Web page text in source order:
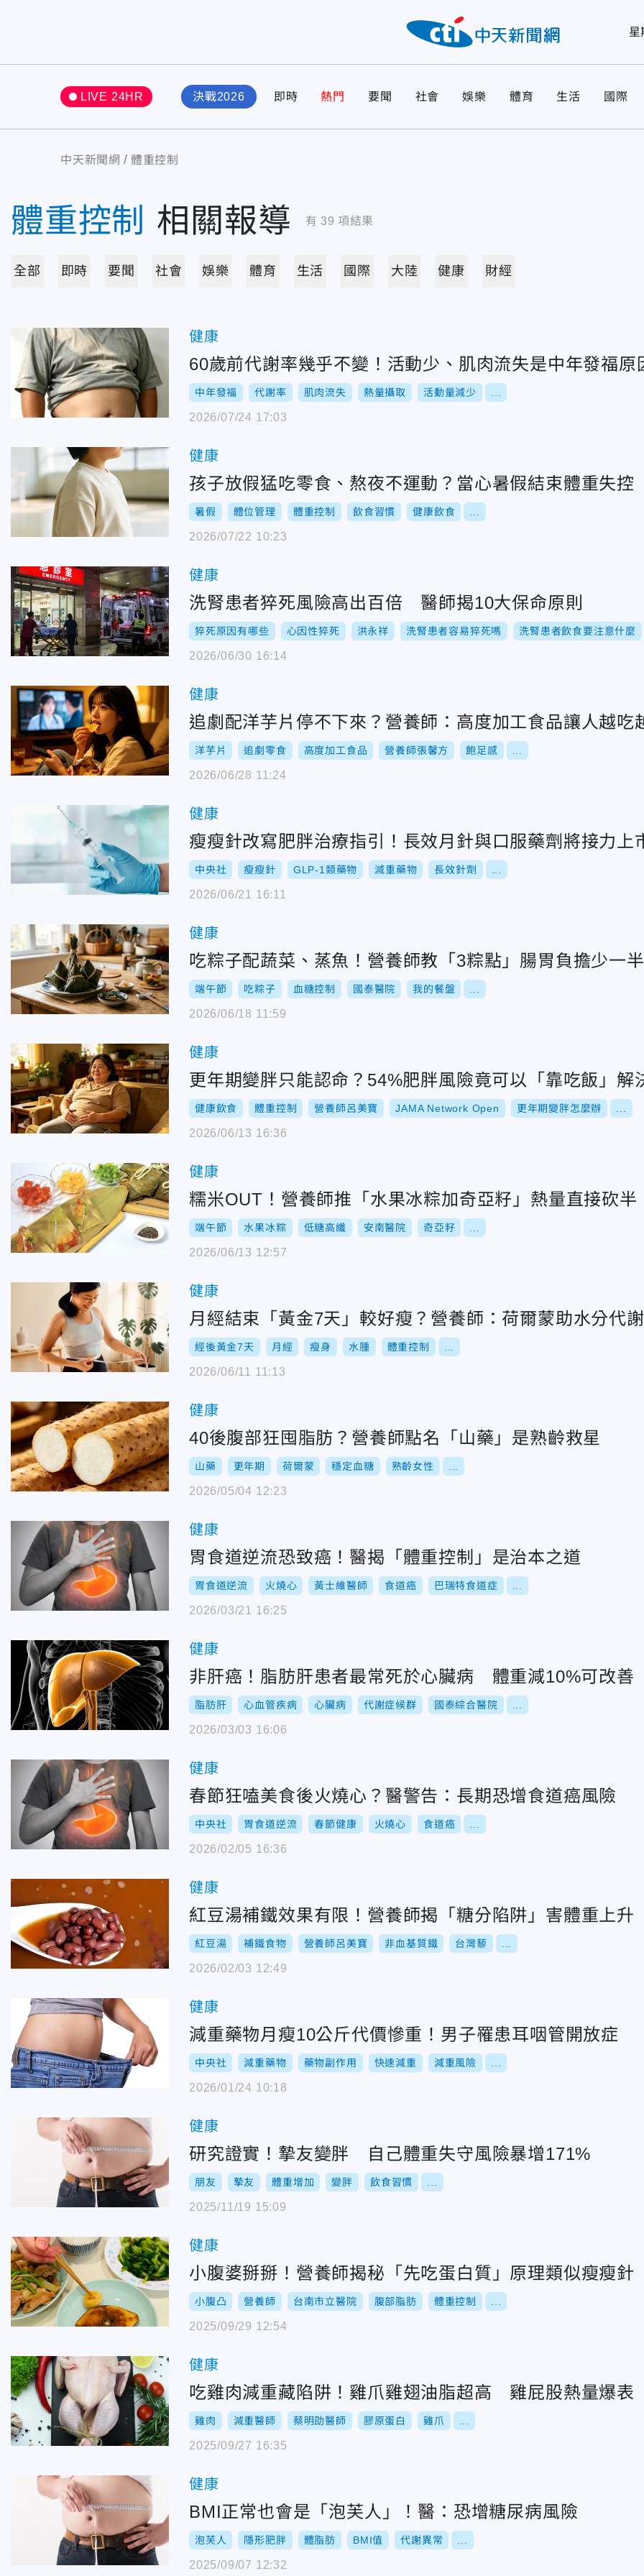
星
LIVE 24HR 決戰2026 即時 熱門 要聞 社會 娛樂 體育 生活 國際
中天新聞網 體重控制
體重控制 相關報導 有 39 項結果
全部 即時 要聞 社會 娛樂 體育 生活 國際 大陸 健康 財經
健康
60歲前代謝率幾乎不變！活動少、肌肉流失是中年發福原
中年發福 代謝率 肌肉流失 熱量攝取 活動量減少
2026/07/24 17:03
健康
孩子放假猛吃零食、熬夜不運動？當心暑假結束體重失控
暑假 體位管理 體重控制 飲食習慣 健康飲食
2026/07/22 10:23
健康
洗腎患者猝死風險高出百倍 醫師揭10大保命原則
猝死原因有哪些 心因性猝死 洪永祥 洗腎患者容易猝死嗎 洗腎患者飲食要注意什麼
2026/06/30 16:14
健康
追劇配洋芋片停不下來？營養師：高度加工食品讓人越吃
洋芋片 追劇零食 高度加工食品 營養師張馨方 飽足感
2026/06/28 11:24
健康
瘦瘦針改寫肥胖治療指引！長效月針與口服藥劑將接力上
中央社 瘦瘦針 GLP-1類藥物 減重藥物 長效針劑
2026/06/21 16:11
健康
吃粽子配蔬菜、蒸魚！營養師教「3粽點」腸胃負擔少一半
端午節 吃粽子 血糖控制 國泰醫院 我的餐盤
2026/06/18 11:59
健康
更年期變胖只能認命？54%肥胖風險竟可以「靠吃飯」解
健康飲食 體重控制 營養師呂美寶 JAMA Network Open 更年期變胖怎麼辦
2026/06/13 16:36
健康
糯米OUT！營養師推「水果冰粽加奇亞籽」熱量直接砍半
端午節 水果冰粽 低糖高纖 安南醫院 奇亞籽
2026/06/13 12:57
健康
月經結束「黃金7天」較好瘦？營養師：荷爾蒙助水分代謝
經後黃金7天 月經 瘦身 水腫 體重控制
2026/06/11 11:13
健康
40後腹部狂囤脂肪？營養師點名「山藥」是熟齡救星
山藥 更年期 荷爾蒙 穩定血糖 熟齡女性
2026/05/04 12:23
健康
胃食道逆流恐致癌！醫揭「體重控制」是治本之道
胃食道逆流 火燒心 黃士維醫師 食道癌 巴瑞特食道症
2026/03/21 16:25
健康
非肝癌！脂肪肝患者最常死於心臟病 體重減10%可改善
脂肪肝 心血管疾病 心臟病 代謝症候群 國泰綜合醫院
2026/03/03 16:06
健康
春節狂嗑美食後火燒心？醫警告：長期恐增食道癌風險
中央社 胃食道逆流 春節健康 火燒心 食道癌
2026/02/05 16:36
健康
紅豆湯補鐵效果有限！營養師揭「糖分陷阱」害體重上升
紅豆湯 補鐵食物 營養師呂美寶 非血基質鐵 台灣藜
2026/02/03 12:49
健康
減重藥物月瘦10公斤代價慘重！男子罹患耳咽管開放症
中央社 減重藥物 藥物副作用 快速減重 減重風險
2026/01/24 10:18
健康
研究證實！摯友變胖 自己體重失守風險暴增171%
朋友 摯友 體重增加 變胖 飲食習慣
2025/11/19 15:09
健康
小腹婆掰掰！營養師揭秘「先吃蛋白質」原理類似瘦瘦針
小腹凸 營養師 台南市立醫院 腹部脂肪 體重控制
2025/09/29 12:54
健康
吃雞肉減重藏陷阱！雞爪雞翅油脂超高 雞屁股熱量爆表
雞肉 減重醫師 蔡明劭醫師 膠原蛋白 雞爪
2025/09/27 16:35
健康
BMI正常也會是「泡芙人」！醫：恐增糖尿病風險
泡芙人 隱形肥胖 體脂肪 BMI值 代謝異常
2025/09/07 12:32